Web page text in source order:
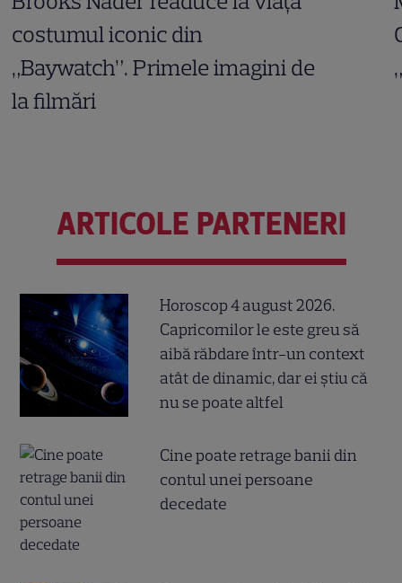
costumul iconic din
„Baywatch”. Primele imagini de
la filmări
ARTICOLE PARTENERI
Horoscop 4 august 2026.
Capricornilor le este greu să
aibă răbdare într-un context
atât de dinamic, dar ei știu că
nu se poate altfel
Cine poate retrage banii din
contul unei persoane
decedate